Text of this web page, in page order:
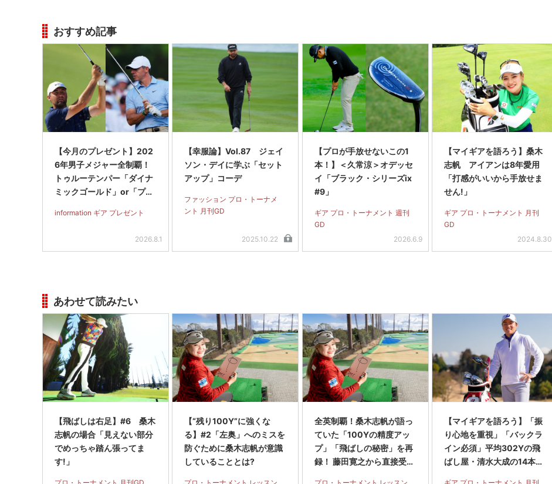
おすすめ記事
【今月のプレゼント】202
6年男子メジャー全制覇！
トゥルーテンパー「ダイナ
ミックゴールド」or「プロ
フト（#5～#PW）＋ICON
information ギア プレゼント
2026.8.1
【幸服論】Vol.87 ジェイ
ソン・デイに学ぶ「セット
アップ」コーデ
ファッション プロ・トーナメ
ント 月刊GD
2025.10.22
【プロが手放せないこの1
本！】＜久常涼＞オデッセ
イ「ブラック・シリーズix
#9」
ギア プロ・トーナメント 週刊
GD
2026.6.9
【マイギアを語ろう】桑木
志帆 アイアンは8年愛用
「打感がいいから手放せま
せん!」
ギア プロ・トーナメント 月刊
GD
2024.8.30
あわせて読みたい
【飛ばしは右足】#6 桑木
志帆の場合「見えない部分
でめっちゃ踏ん張ってま
す!」
【“残り100Y”に強くな
る】#2「左奥」へのミスを
防ぐために桑木志帆が意識
していることとは?
全英制覇！桑木志帆が語っ
ていた「100Yの精度アッ
プ」「飛ばしの秘密」を再
録！ 藤田寛之から直接受け
【マイギアを語ろう】「振
り心地を重視」「バックラ
イン必須」平均302Yの飛
ばし屋・清水大成の14本セ